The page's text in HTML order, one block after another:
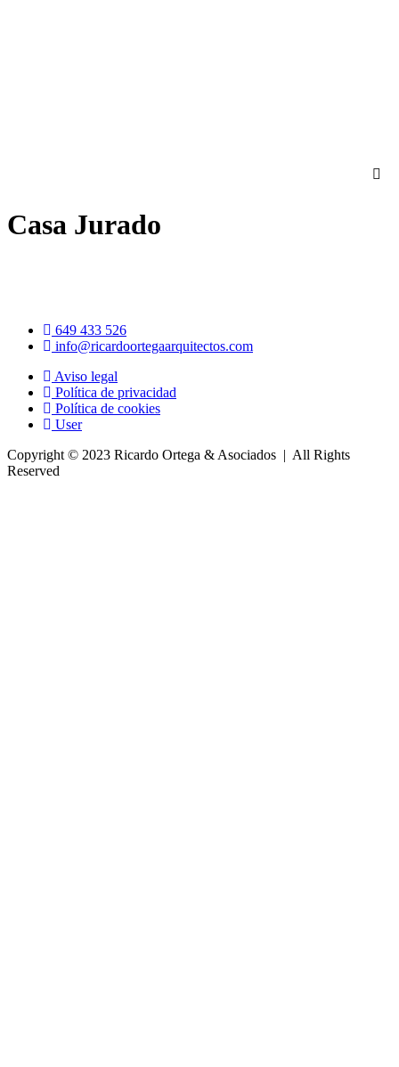
Casa Jurado
649 433 526
info@ricardoortegaarquitectos.com
Aviso legal
Política de privacidad
Política de cookies
User
Copyright © 2023 Ricardo Ortega & Asociados | All Rights
Reserved